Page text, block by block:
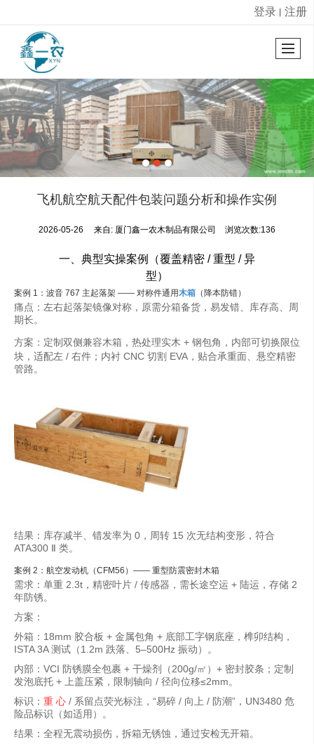
很遗憾，因您的浏览器版本过低导致无法获得最佳浏览体验，推荐下载安装谷歌浏览器！
登录 注册
飞机航空航天配件包装问题分析和操作实例
2026-05-26 来自: 厦门鑫一农木制品有限公司 浏览次数:136
一、典型实操案例（覆盖精密 / 重型 / 异
型）
案例 1：波音 767 主起落架 —— 对称件通用木箱（降本防错）
痛点：左右起落架镜像对称，原需分箱备货，易发错、库存高、周
期长。
方案：定制双侧兼容木箱 ，热处理实木 + 钢包角，内部可切换限位
块，适配左 / 右件；内衬 CNC 切割 EVA，贴合承重面、悬空精密
管路。
结果：库存减半、错发率为 0，周转 15 次无结构变形，符合
ATA300 Ⅱ 类。
案例 2：航空发动机（CFM56）—— 重型防震密封木箱
需求：单重 2.3t，精密叶片 / 传感器，需长途空运 + 陆运，存储 2
年防锈。
方案：
外箱：18mm 胶合板 + 金属包角 + 底部工字钢底座，榫卯结构，
ISTA 3A 测试（1.2m 跌落、5–500Hz 振动）。
内部：VCI 防锈膜全包裹 + 干燥剂（200g/㎡）+ 密封胶条；定制
发泡底托 + 上盖压紧，限制轴向 / 径向位移≤2mm。
标识： 重 心/ 系留点荧光标注，“易碎 / 向上 / 防潮”，UN3480 危
险品标识（如适用）。
结果：全程无震动损伤，拆箱无锈蚀，通过安检无开箱。